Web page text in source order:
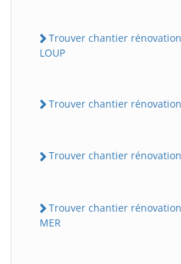
Trouver chantier rénovation
LOUP
Trouver chantier rénovation
Trouver chantier rénovation
Trouver chantier rénovation
MER